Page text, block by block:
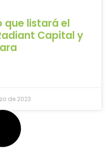
que listará el
Capital y
de 2023